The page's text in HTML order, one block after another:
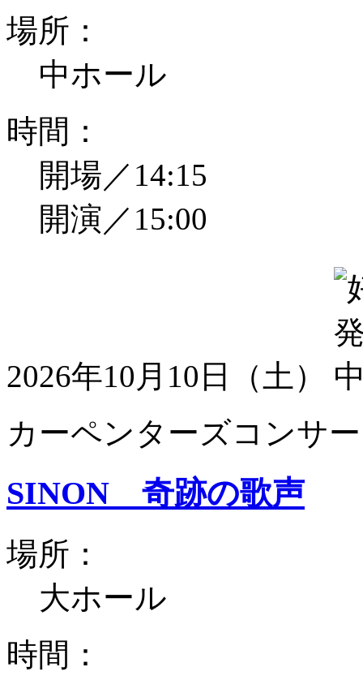
場所：
中ホール
時間：
開場／14:15
開演／15:00
2026年10月10日（土）
カーペンターズコンサ
SINON 奇跡の歌声
場所：
大ホール
時間：